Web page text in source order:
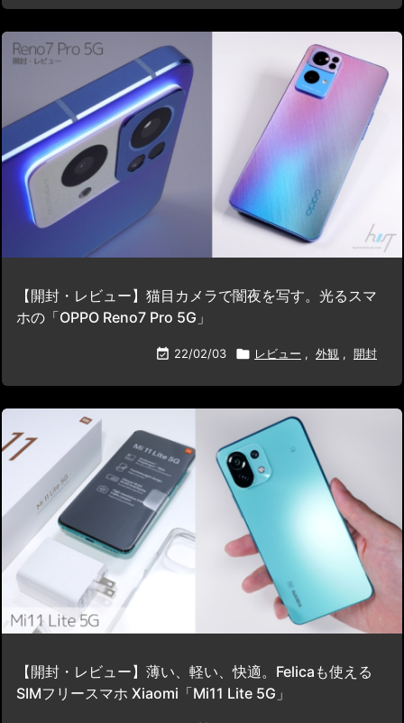
【開封・レビュー】猫目カメラで闇夜を写す。光るスマ
ホの「OPPO Reno7 Pro 5G」
 22/02/03  レビュー , 外観 , 開封
【開封・レビュー】薄い、軽い、快適。Felicaも使える
SIMフリースマホ Xiaomi「Mi11 Lite 5G」